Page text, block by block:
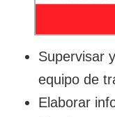
Supervisar
equipo de
Elaborar